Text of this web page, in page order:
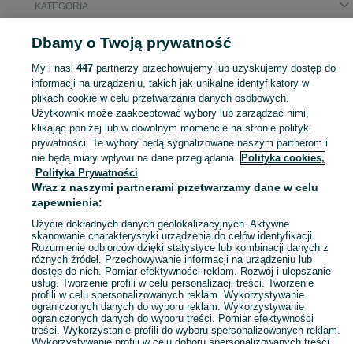
KATEGORIA
Popularne wyszukiwania
srebrna gora woom 4 off
cat koparkoladowarka
streamer sieciowy
odtwarzacz sieciowy gry xbox one
Skorzystaj z największego serwisu ogłoszeniowego - Srebrna Góra i okolice! Kupuj to, czego pragniesz i sprzedawaj to, czego już nie potrzebujesz! Zobacz
Mapa kategorii
Mapa miejscowości
Mapa ministron
Popularne wyszukiwania
Dbamy o Twoją prywatność
My i nasi 447partnerzy przechowujemy lub uzyskujemy dostęp do
informacji na urządzeniu, takich jak unikalne identyfikatory w
plikach cookie w celu przetwarzania danych osobowych.
Użytkownik może zaakceptować wybory lub zarządzać nimi,
klikając poniżej lub w dowolnym momencie na stronie polityki
prywatności. Te wybory będą sygnalizowane naszym partnerom i
nie będą miały wpływu na dane przeglądania. Polityka cookies,
Polityka Prywatności
Wraz z naszymi partnerami przetwarzamy dane w celu
zapewnienia:
Użycie dokładnych danych geolokalizacyjnych. Aktywne
skanowanie charakterystyki urządzenia do celów identyfikacji.
Rozumienie odbiorców dzięki statystyce lub kombinacji danych z
różnych źródeł. Przechowywanie informacji na urządzeniu lub
dostęp do nich. Pomiar efektywności reklam. Rozwój i ulepszanie
usług. Tworzenie profili w celu personalizacji treści. Tworzenie
profili w celu spersonalizowanych reklam. Wykorzystywanie
ograniczonych danych do wyboru reklam. Wykorzystywanie
ograniczonych danych do wyboru treści. Pomiar efektywności
treści. Wykorzystanie profili do wyboru spersonalizowanych reklam.